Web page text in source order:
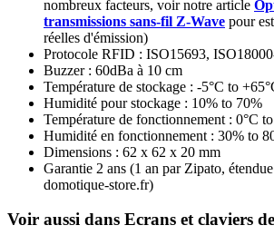
nombreux facteurs, voir notre article
transmissions sans-fil Z-Wave pour
réelles d'émission)
Protocole RFID : ISO15693,
Buzzer : 60dBa à 10 cm
Température de stockage : -5°C to
Humidité pour stockage : 10% to 70%
Température de fonctionnement : 0°C
Humidité en fonctionnement : 30% to
Dimensions : 62 x 62 x 20 mm
Garantie 2 ans (1 an par Zipato,
domotique-store.fr)
Voir aussi dans Ecrans et claviers